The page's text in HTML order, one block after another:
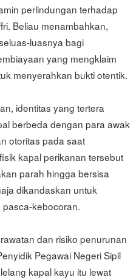
perlindungan terhadap
Beliau menambahkan,
luasnya bagi
yang mengklaim
menyerahkan bukti otentik.
identitas yang tertera
berbeda dengan para awak
otoritas pada saat
kapal perikanan tersebut
parah hingga bersisa
dikandaskan untuk
kebocoran.
dan risiko penurunan
Pegawai Negeri Sipil
kapal kayu itu lewat